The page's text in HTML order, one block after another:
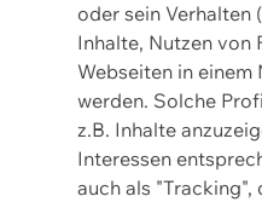
oder sein Verhalten
Inhalte, Nutzen von
Webseiten in
werden. Solche
z.B. Inhalte
Interessen
auch als